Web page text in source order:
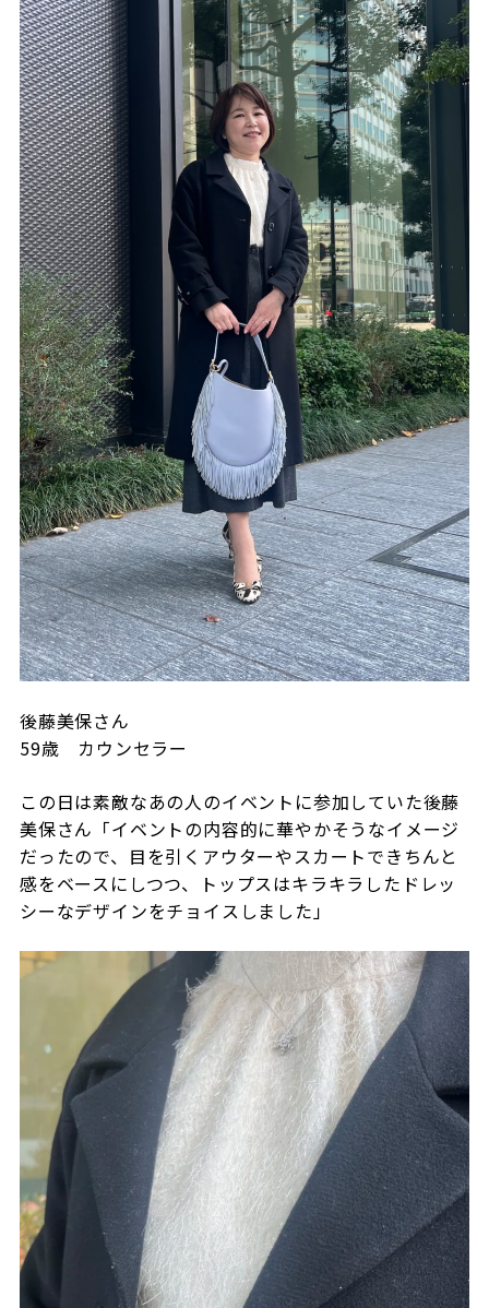
後藤美保さん
59歳 カウンセラー
この日は素敵なあの人のイベントに参加していた後藤
美保さん「イベントの内容的に華やかそうなイメージ
だったので、目を引くアウターやスカートできちんと
感をベースにしつつ、トップスはキラキラしたドレッ
シーなデザインをチョイスしました」